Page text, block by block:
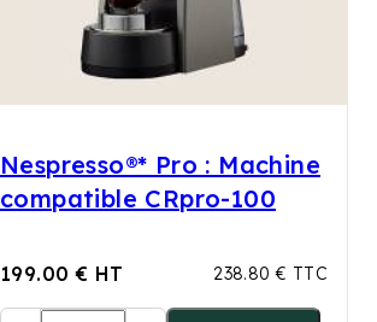
Nespresso®* Pro : Machine
compatible CRpro-100
199.00 € HT 238.80 € TTC